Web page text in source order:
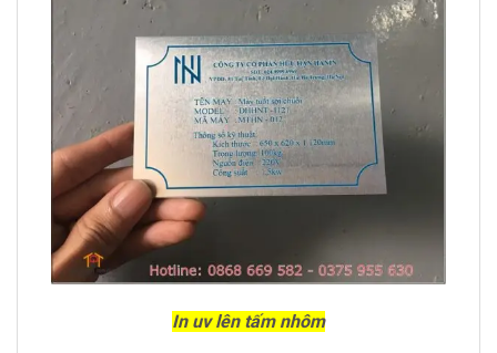
In uv lên tấm nhôm